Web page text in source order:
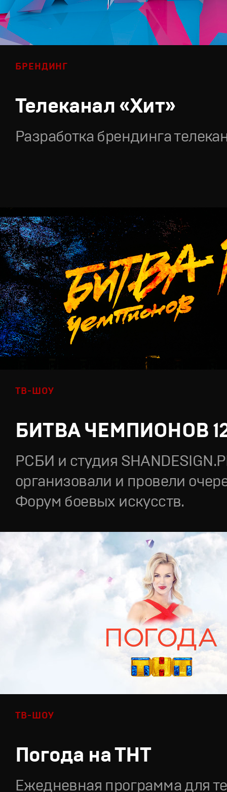
БРЕНДИНГ
Телеканал «Хит»
Разработка брендинга
ТВ-ШОУ
БИТВА ЧЕМПИОНОВ
РСБИ и студия
организовали и провели
Форум боевых искусств.
ТВ-ШОУ
Погода на ТНТ
Ежедневная программа для